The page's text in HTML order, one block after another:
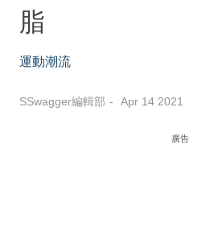
脂
運動潮流
SSwagger編輯部 Apr 14 2021
廣告